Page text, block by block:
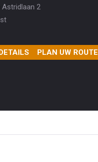
Astridlaan 2
PLAN UW ROUTE